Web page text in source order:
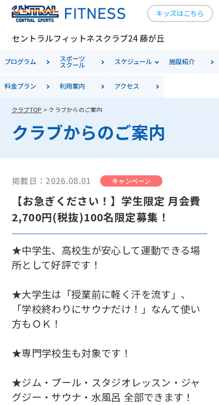
キッズはこちら
セントラルフィットネスクラブ24 藤が丘
プログラム スポーツ
スクール スケジュール 施設紹介
料金プラン 利用案内 アクセス
クラブTOP クラブからのご案内
クラブからのご案内
掲載日：2026.08.01 キャンペーン
【お急ぎください！】学生限定 月会費
2,700円(税抜)100名限定募集！
★中学生、高校生が安心して運動できる場
所として好評です！
★大学生は「授業前に軽く汗を流す」、
「学校終わりにサウナだけ！」なんて使い
方もＯＫ！
★専門学校生も対象です！
★ジム・プール・スタジオレッスン・ジャ
グジー・サウナ・水風呂 全部できます！